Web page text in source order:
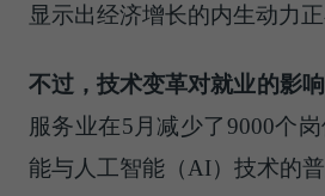
显示出经济增长的内生动力正
不过，技术变革对就业的影
服务业在5月减少了9000个
能与人工智能（AI）技术的